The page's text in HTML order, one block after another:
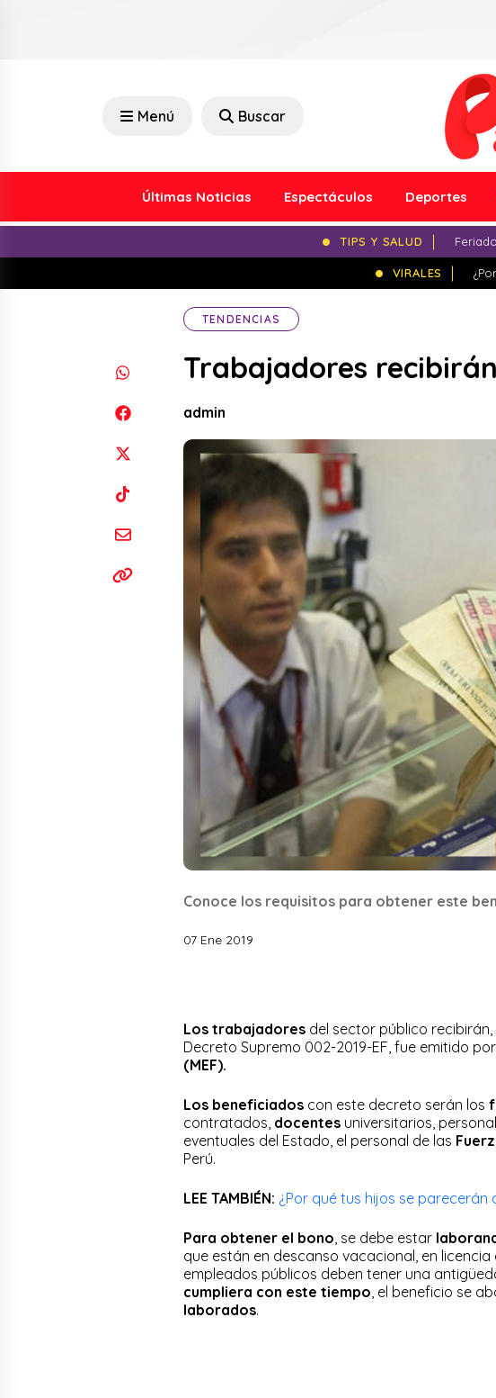
Menú Buscar
Últimas Noticias Espectáculos Deportes
TIPS Y SALUD
VIRALES
TENDENCIAS
Trabajadores
admin
Conoce los requisitos para obtener este
07 Ene 2019
Los trabajadores del sector público
Decreto Supremo 002-2019-EF, fue emitido
(MEF).
Los beneficiados con este decreto serán los
contratados, docentes universitarios,
eventuales del Estado, el personal de las
Perú.
LEE TAMBIÉN: ¿Por qué tus hijos se parecerán
Para obtener el bono , se debe estar
que están en descanso vacacional, en
empleados públicos deben tener una
cumpliera con este tiempo , el beneficio se
laborados.